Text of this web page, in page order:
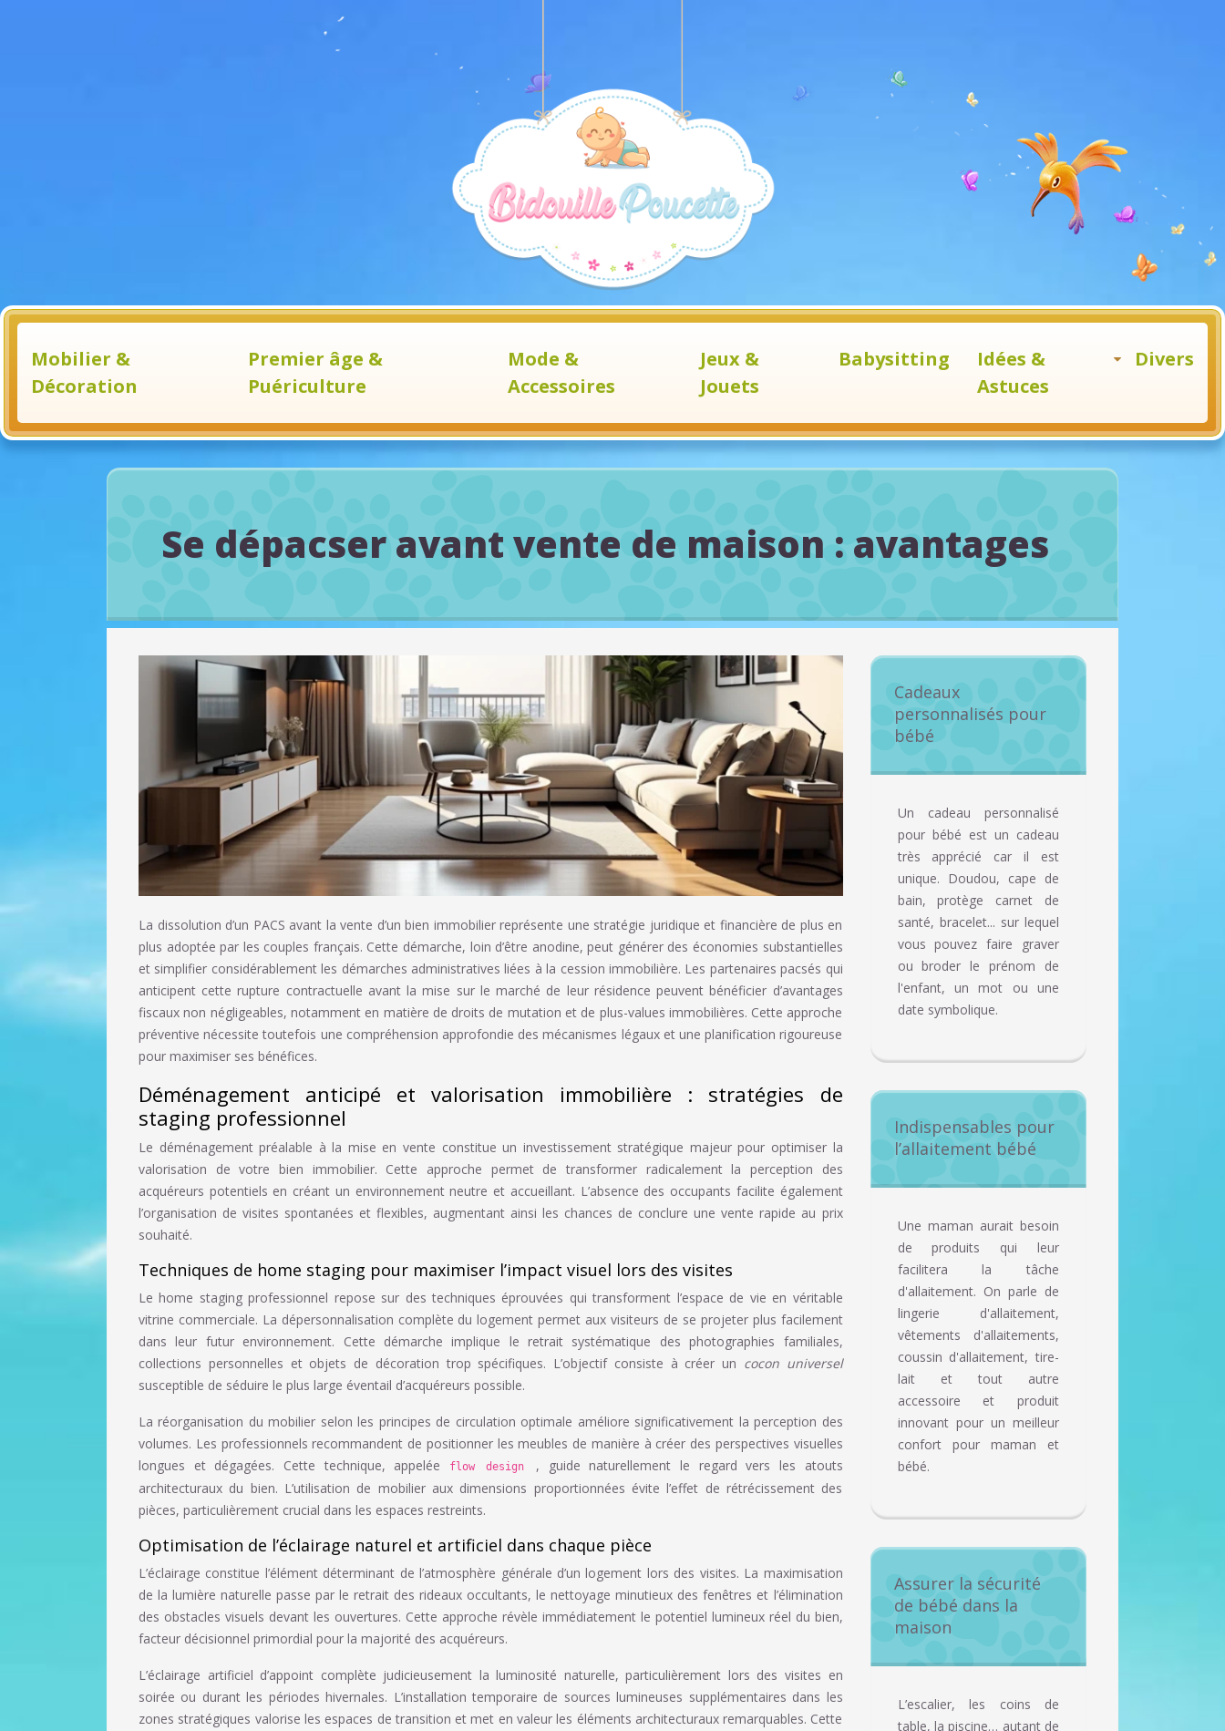
Mobilier &
Décoration
Premier âge &
Puériculture
Mode &
Accessoires
Jeux &
Jouets
Babysitting
Idées &
Astuces
Divers
Se dépacser avant vente de maison : avantages
La dissolution d’un PACS avant la vente d’un bien immobilier représente une stratégie juridique et financière de plus en
plus adoptée par les couples français. Cette démarche, loin d’être anodine, peut générer des économies substantielles
et simplifier considérablement les démarches administratives liées à la cession immobilière. Les partenaires pacsés qui
anticipent cette rupture contractuelle avant la mise sur le marché de leur résidence peuvent bénéficier d’avantages
fiscaux non négligeables, notamment en matière de droits de mutation et de plus-values immobilières. Cette approche
préventive nécessite toutefois une compréhension approfondie des mécanismes légaux et une planification rigoureuse
pour maximiser ses bénéfices.
Déménagement anticipé et valorisation immobilière : stratégies de
staging professionnel
Le déménagement préalable à la mise en vente constitue un investissement stratégique majeur pour optimiser la
valorisation de votre bien immobilier. Cette approche permet de transformer radicalement la perception des
acquéreurs potentiels en créant un environnement neutre et accueillant. L’absence des occupants facilite également
l’organisation de visites spontanées et flexibles, augmentant ainsi les chances de conclure une vente rapide au prix
souhaité.
Techniques de home staging pour maximiser l’impact visuel lors des visites
Le home staging professionnel repose sur des techniques éprouvées qui transforment l’espace de vie en véritable
vitrine commerciale. La dépersonnalisation complète du logement permet aux visiteurs de se projeter plus facilement
dans leur futur environnement. Cette démarche implique le retrait systématique des photographies familiales,
collections personnelles et objets de décoration trop spécifiques. L’objectif consiste à créer un cocon universel
susceptible de séduire le plus large éventail d’acquéreurs possible.
La réorganisation du mobilier selon les principes de circulation optimale améliore significativement la perception des
volumes. Les professionnels recommandent de positionner les meubles de manière à créer des perspectives visuelles
longues et dégagées. Cette technique, appelée
flow design , guide naturellement le regard vers les atouts
architecturaux du bien. L’utilisation de mobilier aux dimensions proportionnées évite l’effet de rétrécissement des
pièces, particulièrement crucial dans les espaces restreints.
Optimisation de l’éclairage naturel et artificiel dans chaque pièce
L’éclairage constitue l’élément déterminant de l’atmosphère générale d’un logement lors des visites. La maximisation
de la lumière naturelle passe par le retrait des rideaux occultants, le nettoyage minutieux des fenêtres et l’élimination
des obstacles visuels devant les ouvertures. Cette approche révèle immédiatement le potentiel lumineux réel du bien,
facteur décisionnel primordial pour la majorité des acquéreurs.
L’éclairage artificiel d’appoint complète judicieusement la luminosité naturelle, particulièrement lors des visites en
soirée ou durant les périodes hivernales. L’installation temporaire de sources lumineuses supplémentaires dans les
zones stratégiques valorise les espaces de transition et met en valeur les éléments architecturaux remarquables. Cette
Cadeaux
personnalisés pour
bébé
Un cadeau personnalisé
pour bébé est un cadeau
très apprécié car il est
unique. Doudou, cape de
bain, protège carnet de
santé, bracelet... sur lequel
vous pouvez faire graver
ou broder le prénom de
l'enfant, un mot ou une
date symbolique.
Indispensables pour
l’allaitement bébé
Une maman aurait besoin
de produits qui leur
facilitera la tâche
d'allaitement. On parle de
lingerie d'allaitement,
vêtements d'allaitements,
coussin d'allaitement, tire-
lait et tout autre
accessoire et produit
innovant pour un meilleur
confort pour maman et
bébé.
Assurer la sécurité
de bébé dans la
maison
L’escalier, les coins de
table, la piscine… autant de